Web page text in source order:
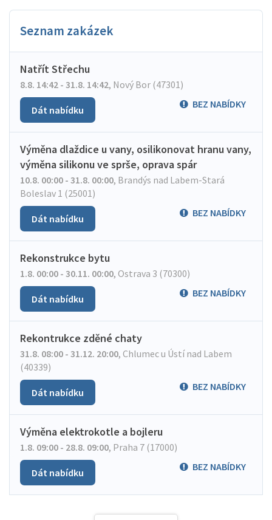
Seznam zakázek
Natřít Střechu
8.8. 14:42 - 31.8. 14:42, Nový Bor (47301)
BEZ NABÍDKY
Dát nabídku
Výměna dlaždice u vany, osilikonovat hranu vany,
výměna silikonu ve sprše, oprava spár
10.8. 00:00 - 31.8. 00:00, Brandýs nad Labem-Stará
Boleslav 1 (25001)
BEZ NABÍDKY
Dát nabídku
Rekonstrukce bytu
1.8. 00:00 - 30.11. 00:00, Ostrava 3 (70300)
BEZ NABÍDKY
Dát nabídku
Rekontrukce zděné chaty
31.8. 08:00 - 31.12. 20:00, Chlumec u Ústí nad Labem
(40339)
BEZ NABÍDKY
Dát nabídku
Výměna elektrokotle a bojleru
1.8. 09:00 - 28.8. 09:00, Praha 7 (17000)
BEZ NABÍDKY
Dát nabídku